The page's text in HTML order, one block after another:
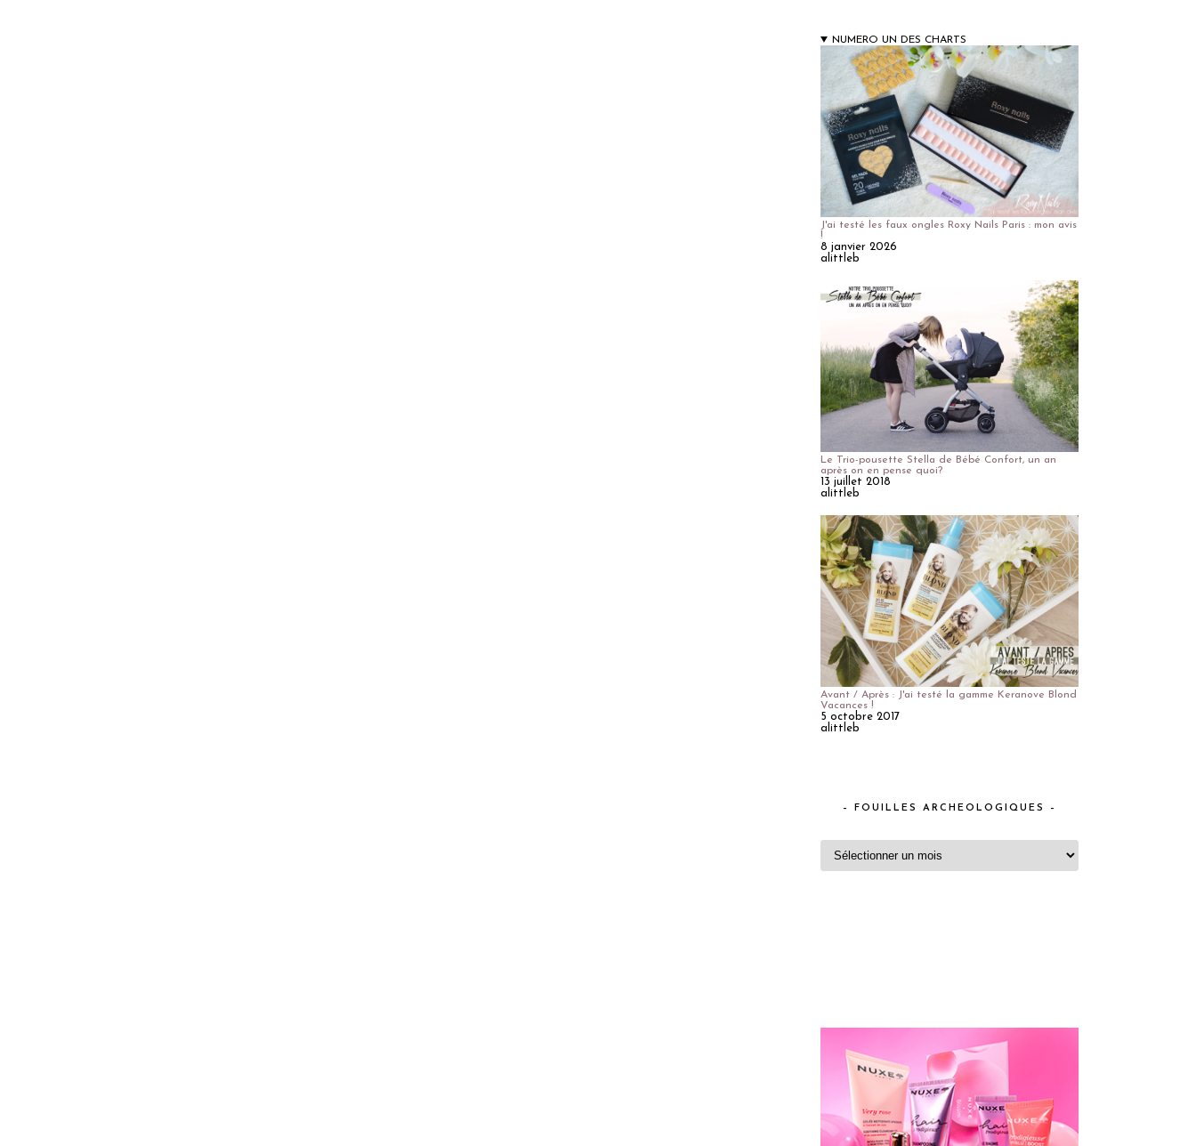
NUMERO UN DES CHARTS
J'ai testé les faux ongles Roxy Nails Paris : mon avis
!
8 janvier 2026
alittleb
Le Trio-pousette Stella de Bébé Confort, un an
après on en pense quoi?
13 juillet 2018
alittleb
Avant / Après : J'ai testé la gamme Keranove Blond
Vacances !
5 octobre 2017
alittleb
– FOUILLES ARCHEOLOGIQUES –